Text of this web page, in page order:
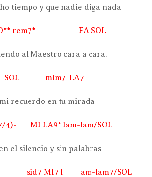
tiempo y que nadie diga nada
rem7* FA SOL
al Maestro cara a cara.
mim7-LA7
mi recuerdo en tu mirada
4)- MI LA9* lam-lam/SOL
el silencio y sin palabras
sid7 MI7 l am-lam7/SOL